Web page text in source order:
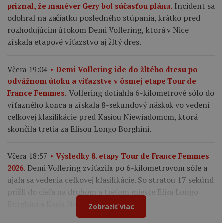
priznal, že manéver Gery bol súčasťou plánu. Incident sa
odohral na začiatku posledného stúpania, krátko pred
rozhodujúcim útokom Demi Vollering, ktorá v Nice
získala etapové víťazstvo aj žltý dres.
Včera 19:04
Demi Vollering ide do žltého dresu po
odvážnom útoku a víťazstve v ôsmej etape Tour de
France Femmes. Vollering dotiahla 6-kilometrové sólo do
víťazného konca a získala 8-sekundový náskok vo vedení
celkovej klasifikácie pred Kasiou Niewiadomom, ktorá
skončila tretia za Elisou Longo Borghini.
Včera 18:57
Výsledky 8. etapy Tour de France Femmes
2026. Demi Vollering zvíťazila po 6-kilometrovom sóle a
ujala sa vedenia celkovej klasifikácie. So stratou 17 sekúnd
prišli do cieľa na druhom a treťom mieste Elisa Longo
Borghini a Kasia Niewiadoma.
Zobraziť viac